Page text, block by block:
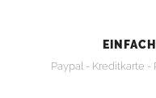
Paypal - Kreditkarte -